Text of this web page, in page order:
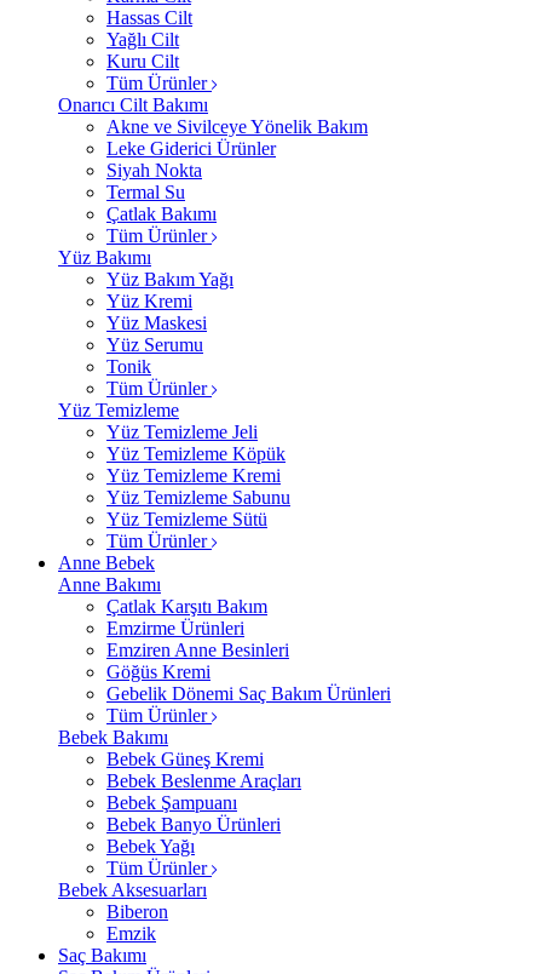
Hassas Cilt
Yağlı Cilt
Kuru Cilt
Tüm Ürünler
Onarıcı Cilt Bakımı
Akne ve Sivilceye Yönelik Bakım
Leke Giderici Ürünler
Siyah Nokta
Termal Su
Çatlak Bakımı
Tüm Ürünler
Yüz Bakımı
Yüz Bakım Yağı
Yüz Kremi
Yüz Maskesi
Yüz Serumu
Tonik
Tüm Ürünler
Yüz Temizleme
Yüz Temizleme Jeli
Yüz Temizleme Köpük
Yüz Temizleme Kremi
Yüz Temizleme Sabunu
Yüz Temizleme Sütü
Tüm Ürünler
Anne Bebek
Anne Bakımı
Çatlak Karşıtı Bakım
Emzirme Ürünleri
Emziren Anne Besinleri
Göğüs Kremi
Gebelik Dönemi Saç Bakım Ürünleri
Tüm Ürünler
Bebek Bakımı
Bebek Güneş Kremi
Bebek Beslenme Araçları
Bebek Şampuanı
Bebek Banyo Ürünleri
Bebek Yağı
Tüm Ürünler
Bebek Aksesuarları
Biberon
Emzik
Saç Bakımı